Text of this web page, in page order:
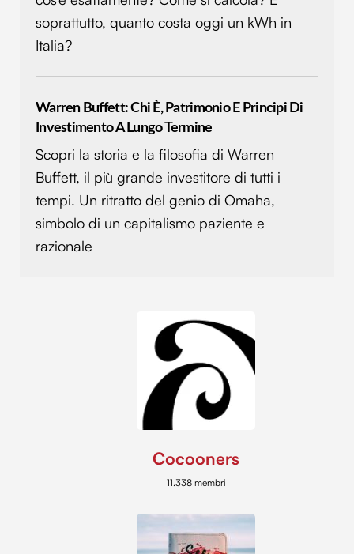
analizzare il nostro traffico. Condividiamo inoltre
informazioni sul modo in cui utilizzi il nostro sito con i
nostri partner che si occupano di analisi dei dati web,
raccolto dal tuo utilizzo dei loro servizi.
soprattutto, quanto costa oggi un kWh in
Italia?
Warren Buffett: Chi È, Patrimonio E Principi Di
Investimento A Lungo Termine
Scopri la storia e la filosofia di Warren
Buffett, il più grande investitore di tutti i
tempi. Un ritratto del genio di Omaha,
simbolo di un capitalismo paziente e
razionale
Cocooners
11.338 membri